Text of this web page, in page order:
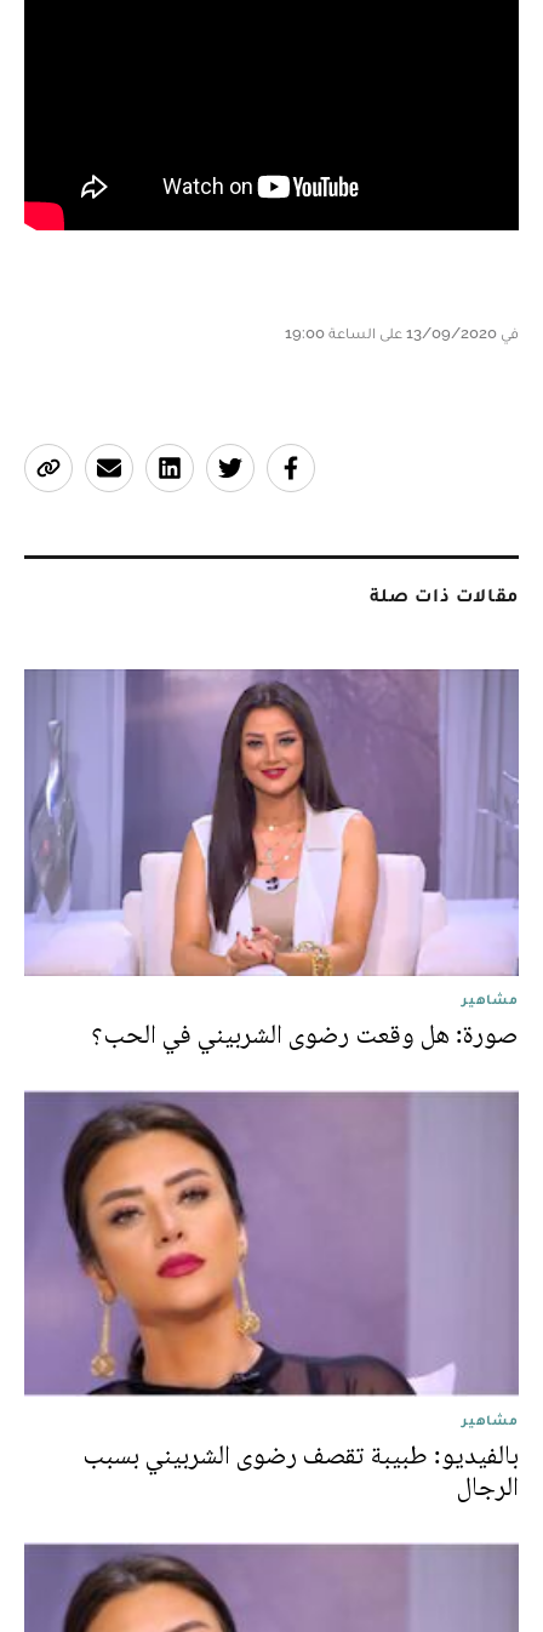
في 13/09/2020 على الساعة 19:00
مقالات ذات صلة
مشاهير
صورة: هل وقعت رضوى الشربيني في الحب؟
مشاهير
بالفيديو: طبيبة تقصف رضوى الشربيني بسبب
الرجال